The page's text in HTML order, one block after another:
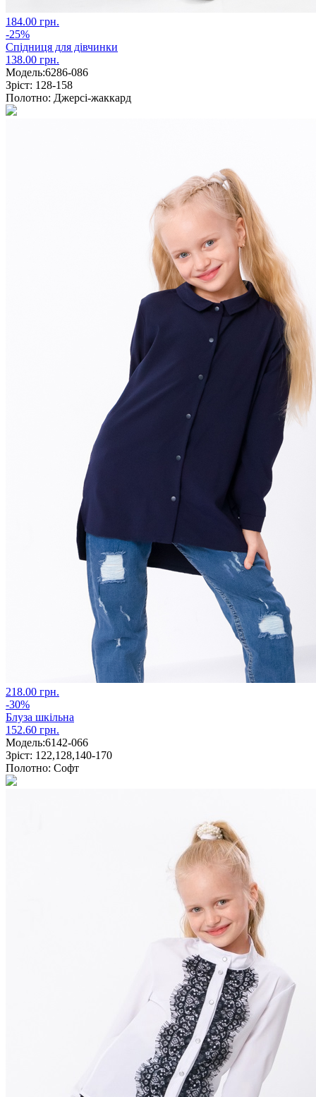
184.00 грн.
-25%
Спідниця для дівчинки
138.00 грн.
Модель:6286-086
Зріст: 128-158
Полотно: Джерсі-жаккард
218.00 грн.
-30%
Блуза шкільна
152.60 грн.
Модель:6142-066
Зріст: 122,128,140-170
Полотно: Софт